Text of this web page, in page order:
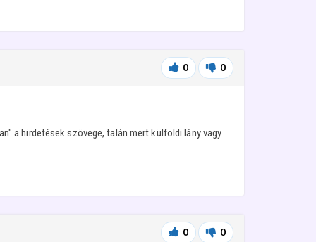
0 0
a hirdetések szövege, talán mert külföldi lány vagy
0 0